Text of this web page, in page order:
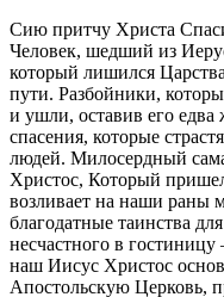
Сию притчу Христа
Человек, шедший из
который лишился
пути. Разбойники,
и ушли, оставив его
спасения, которые
людей. Милосердный
Христос, Который
возливает на наши раны
благодатные таинства
несчастного в
наш Иисус Христос
Апостольскую Церковь,